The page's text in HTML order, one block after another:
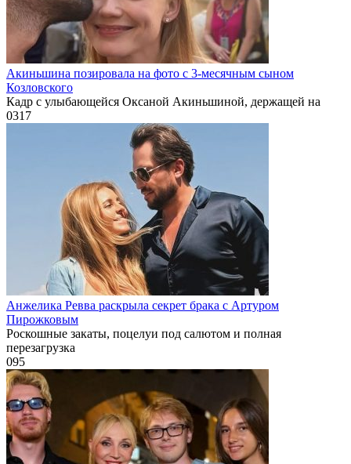
Акиньшина позировала на фото с 3-месячным сыном
Козловского
Кадр с улыбающейся Оксаной Акиньшиной, держащей на
0317
Анжелика Ревва раскрыла секрет брака с Артуром
Пирожковым
Роскошные закаты, поцелуи под салютом и полная
перезагрузка
095